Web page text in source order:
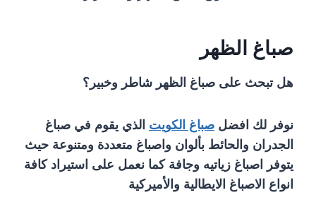
صباغ الظهر
هل تبحث على صباغ الظهر شاطر وخبير؟
نوفر لك افضل صباغ الكويت الذي يقوم في صباغ
الجدران والحائط بألوان واصباغ متعددة ومتنوعة حيث
يتوفر اصباغ زياتيه وجافة كما نعمل على استيراد كافة
انواع الاصباغ الايطالية والأميركية